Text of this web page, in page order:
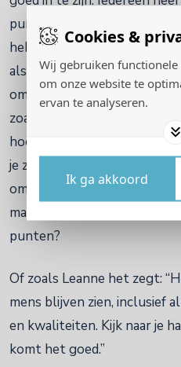
Cookies &
Wij gebruiken
om onze website te
ervan te analyseren.
Ik ga akkoord
punten..... en dus ook minder
hebben de neiging om
als verbeterpunten te zien,
omarmen? Wat als je jezelf
zoals je bent in dit moment.
hoeft te zijn en nergens
je zou loskomen van de
omgeving? En wat als je
maakt of je je wel wilt
punten?
Of zoals Leanne het zegt:
mens blijven zien, inclusief
en kwaliteiten. Kijk naar je
komt het goed.”